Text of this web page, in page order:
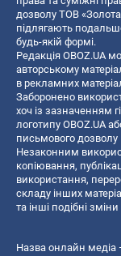
дозволу ТОВ
підлягають
будь-якій формі.
Редакція OBOZ.UA
авторському
в рекламних
Заборонено
хоч із зазначенням
логотипу OBOZ.UA
письмового дозволу
Незаконним
копiювання,
використання,
складу інших
та інші подібні
Назва онлайн медіа